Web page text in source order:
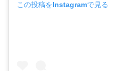
この投稿をInstagramで見る